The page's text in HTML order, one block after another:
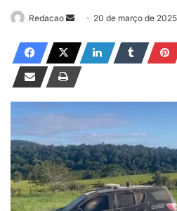
Redacao
n
d
e
u
m
-
m
a
i
20 de março de 2025